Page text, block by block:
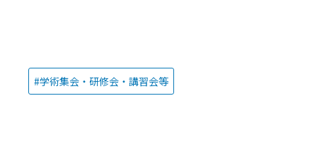
学術集会・研修会・講習会等